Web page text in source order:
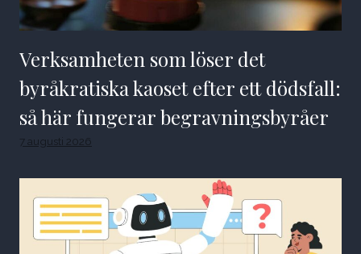
Verksamheten som löser det
byråkratiska kaoset efter ett dödsfall:
så här fungerar begravningsbyråer
7 augusti 2026